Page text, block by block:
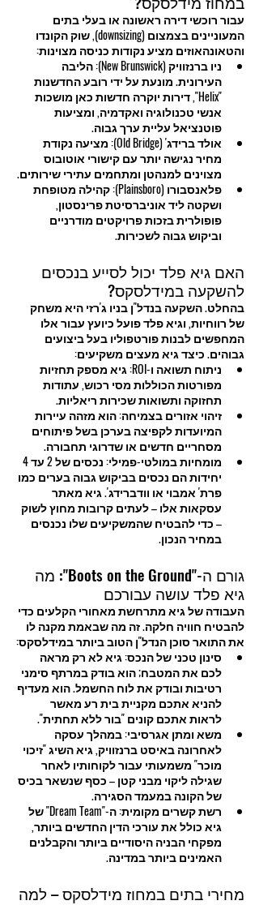
עבור רוכשי דירה ראשונה או בעלי בתים
המעוניינים בצמצום (downsizing), שוק הקונדו
והטאונהאוזים מציע נקודות כניסה מצוינות:
ניו ברנזוויק (New Brunswick): הליבה
העירונית. מונעת על ידי רובע החדשנות
"Helix", דירות יוקרה חדשות כאן מושכות
אנשי טכנולוגיה ואקדמיה, ומציעות
פוטנציאל עליית ערך גבוה.
אולד ברידג' (Old Bridge): מציעה נקודת
מחיר נגישה יותר עם קישורי אוטובוס
מצוינים למנהטן ומתחמים עתירי שירותים.
פלאנסבורו (Plainsboro): קהילה מטופחת
ושקטה ליד אוניברסיטת פרינסטון,
פופולרית בזכות פרויקטים מודרניים
וביקוש גבוה לשכירות.
האם גיא פלד יכול לסייע בנכסים
להשקעה במידלסקס?
בהחלט. השקעה בנדל"ן בניו ג'רזי היא משחק
של רווחיות, וגיא פלד פועל כיועץ עבור אלו
המחפשים לבנות פורטפוליו בעל ביצועים
גבוהים. כיצד גיא מעצים משקיעים:
ניתוח תשואה ו-ROI: גיא מספק תחזיות
מפורטות הכוללות מסי רכוש, עתודות
תחזוקה ותשואות שכירות ריאליות.
זיהוי אזורים בצמיחה: הוא מזהה עיירות
המיועדות לקפיצה בערכן בשל פיתוחים
מסחריים חדשים או שדרוגי תחבורה.
יחידות הם נכסים בביקוש גבוה בערים כמו
פרת' אמבוי או וודברידג'. גיא מאתר
עסקאות אלו – לעתים קרובות מחוץ לשוק
– כדי להבטיח שהמשקיעים שלו נכנסים
במחיר הנכון.
גורם ה-"Boots on the Ground": מה
גיא פלד עושה עבורכם
העבודה של גיא מתרחשת מאחורי הקלעים כדי
להבטיח חוויה חלקה. זה מה שבאמת מקנה לו
את התואר סוכן הנדל"ן הטוב ביותר במידלסקס:
סינון טכני של הנכס: גיא לא רק מראה
לכם את המטבח; הוא בודק במרתף סימני
רטיבות ובודק את לוח החשמל. הוא מעדיף
להניא אתכם מקניית בית רע מאשר
לראות אתכם קונים "בור ללא תחתית".
משא ומתן אגרסיבי: במהלך עסקה
לאחרונה באיסט ברנזוויק, גיא השיג "זיכוי
מוכר" משמעותי עבור לקוחותיו לאחר
שגילה ליקוי מבני קטן – כסף שנשאר בכיס
של הקונה במעמד הסגירה.
רשת קשרים מקומית: ה-"Dream Team" של
גיא כולל את עורכי הדין החדשים ביותר,
מפקחי הבניה היסודיים ביותר והקבלנים
האמינים ביותר במדינה.
מחירי בתים במחוז מידלסקס – למה